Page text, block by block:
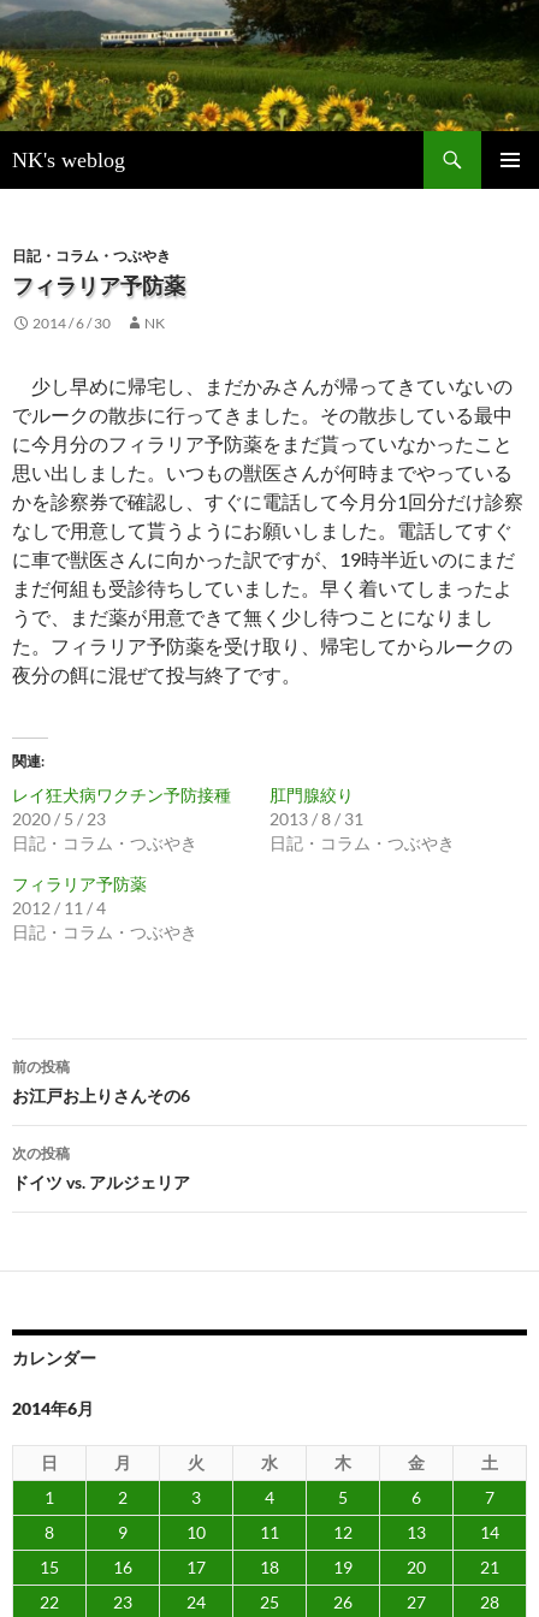
NK's weblog
索
ン
ツ
ス
プ
日記・コラム・つぶやき
フィラリア予防薬
2014 / 6 / 30 NK
少し早めに帰宅し、まだかみさんが帰ってきていないの
でルークの散歩に行ってきました。その散歩している最中
に今月分のフィラリア予防薬をまだ貰っていなかったこと
思い出しました。いつもの獣医さんが何時までやっている
かを診察券で確認し、すぐに電話して今月分1回分だけ診察
なしで用意して貰うようにお願いしました。電話してすぐ
に車で獣医さんに向かった訳ですが、19時半近いのにまだ
まだ何組も受診待ちしていました。早く着いてしまったよ
うで、まだ薬が用意できて無く少し待つことになりまし
た。フィラリア予防薬を受け取り、帰宅してからルークの
夜分の餌に混ぜて投与終了です。
関連
レイ狂犬病ワクチン予防接種
2020 / 5 / 23
日記・コラム・つぶやき
肛門腺絞り
2013 / 8 / 31
日記・コラム・つぶやき
フィラリア予防薬
2012 / 11 / 4
日記・コラム・つぶやき
投
稿
ナ
ビ
ゲ
ー
ョ
ン
前の投稿
お江戸お上りさんその6
次の投稿
ドイツ vs. アルジェリア
カレンダー
2014年6月
日 月 火 水 木 金
土
1
2 3 4 5 6
7
8
9 10 11 12 13
14
15
16 17 18 19 20
21
22
23 24 25 26 27
28